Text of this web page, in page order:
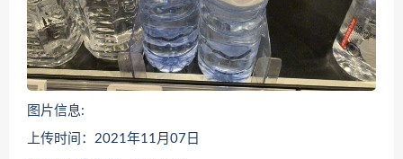
图片信息:
上传时间：2021年11月07日